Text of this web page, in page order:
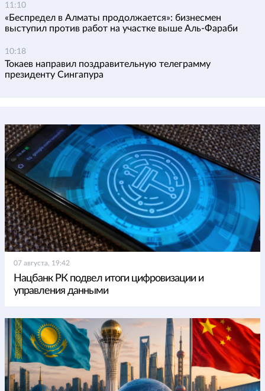
11:10
«Беспредел в Алматы продолжается»: бизнесмен
выступил против работ на участке выше Аль-Фараби
10:18
Токаев направил поздравительную телеграмму
президенту Сингапура
07 августа, 19:42
Нацбанк РК подвел итоги цифровизации и
управления данными